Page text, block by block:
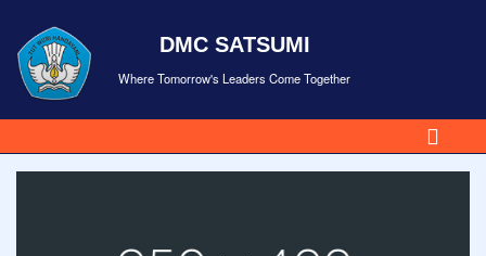
DMC SATSUMI
Where Tomorrow's Leaders Come Together